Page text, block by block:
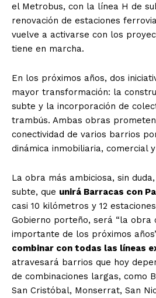
el Metrobus, con la línea H de
renovación de estaciones
vuelve a activarse con los
tiene en marcha.
En los próximos años, dos
mayor transformación: la
subte y la incorporación de
trambús. Ambas obras
conectividad de varios barrios
dinámica inmobiliaria, comercial
La obra más ambiciosa, sin
subte, que unirá Barracas con
casi 10 kilómetros y 12
Gobierno porteño, será “la obra
importante de los próximos
combinar con todas las líneas
atravesará barrios que hoy
de combinaciones largas, como
San Cristóbal, Monserrat, San